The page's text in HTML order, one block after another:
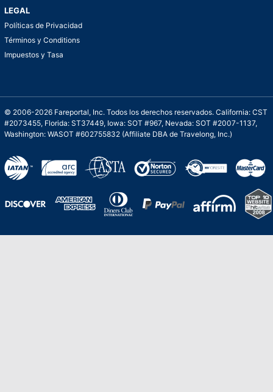
LEGAL
Políticas de Privacidad
Términos y Conditions
Impuestos y Tasa
© 2006-2026 Fareportal, Inc. Todos los derechos reservados. California: CST
#2073455, Florida: ST37449, Iowa: SOT #967, Nevada: SOT #2007-1137,
Washington: WASOT #602755832 (Affiliate DBA de Travelong, Inc.)